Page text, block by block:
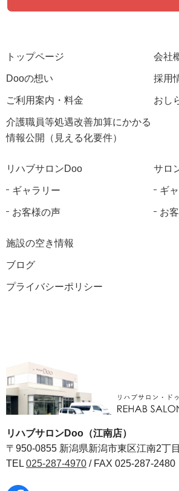
トップページ
Dooの想い
ご利用案内・料金
介護職員等処遇改善加算にかかる
情報公開（見える化要件）
会社
採用
おし
リハブサロンDoo
ギャラリー
お客様の声
サロ
ギ
お
施設の空き情報
ブログ
プライバシーポリシー
リハブサロンDoo（江南店）
〒950-0855 新潟県新潟市東区江南2丁
TEL 025-287-4970 / FAX 025-287-2480